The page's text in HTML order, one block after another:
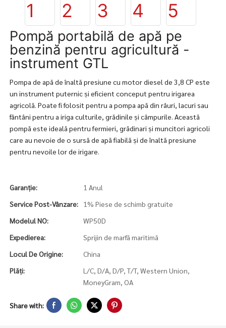
Pompă portabilă de apă pe
benzină pentru agricultură -
instrument GTL
Pompa de apă de înaltă presiune cu motor diesel de 3,8 CP este
un instrument puternic și eficient conceput pentru irigarea
agricolă. Poate fi folosit pentru a pompa apă din râuri, lacuri sau
fântâni pentru a iriga culturile, grădinile și câmpurile. Această
pompă este ideală pentru fermieri, grădinari și muncitori agricoli
care au nevoie de o sursă de apă fiabilă și de înaltă presiune
pentru nevoile lor de irigare.
Garanție:
1 Anul
Service Post-Vânzare:
1% Piese de schimb gratuite
Modelul NO:
WP50D
Expedierea:
Sprijin de marfă maritimă
Locul De Origine:
China
Plăți:
L/C, D/A, D/P, T/T, Western Union,
MoneyGram, OA
Share with: